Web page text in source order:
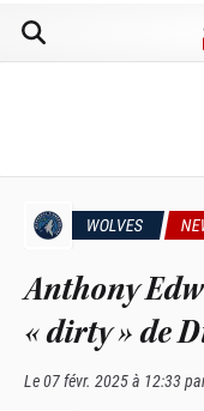
WOLVES
Anthony
« dirty » de
Le07 févr. 2025 à 12:33